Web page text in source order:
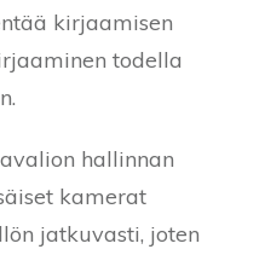
kirjaamisen
todella
hallinnan
kamerat
jatkuvasti, joten